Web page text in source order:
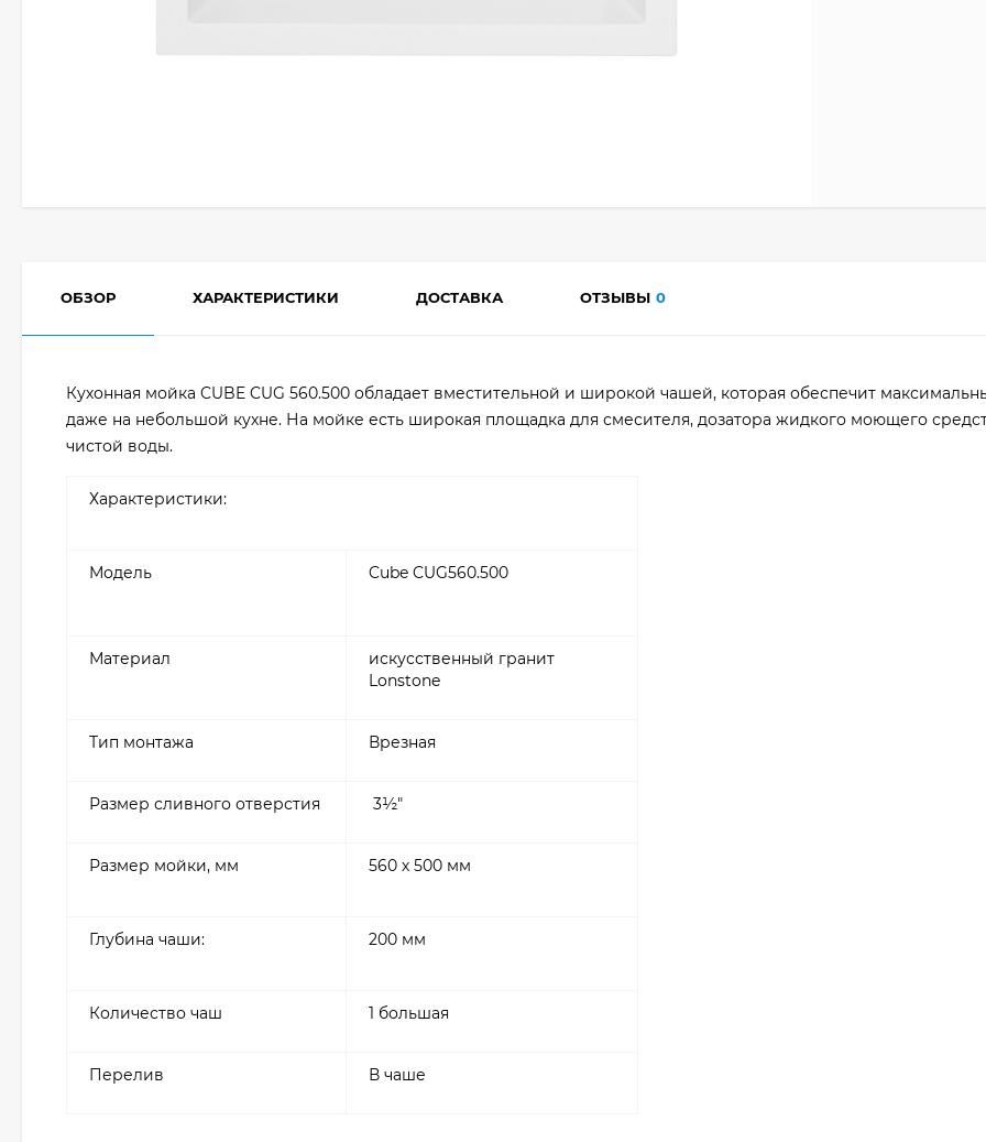
ОБЗОР ХАРАКТЕРИСТИКИ ДОСТАВКА ОТЗЫВЫ 0
Кухонная мойка CUBE CUG 560.500 обладает вместительной и широкой чашей, которая обеспечит
даже на небольшой кухне. На мойке есть широкая площадка для смесителя, дозатора жидкого моющего
чистой воды.
Характеристики:
Модель Cube CUG560.500
Материал
искусственный гранит
Lonstone
Тип монтажа Врезная
Размер сливного отверстия 3½″
Размер мойки, мм 560 х 500 мм
Глубина чаши: 200 мм
Количество чаш 1 большая
Перелив В чаше